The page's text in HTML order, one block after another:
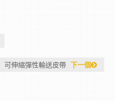
可伸縮彈性輸送皮帶 下一個